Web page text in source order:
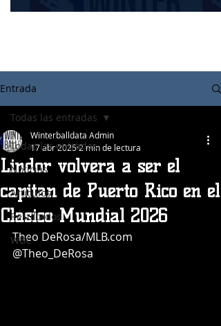
Entrada
Todas las entradas
Noticias
Articulos
Resultados
WBC
Todas las entradas
Lindor volverá a ser el
capitán de Puerto Rico en el
Clásico Mundial 2026
Winterballdata Admin
17 abr 20252 min de lectura
Theo DeRosa/MLB.com
@Theo_DeRosa